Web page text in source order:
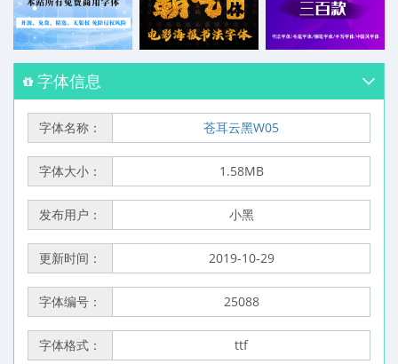
字体信息
字体名称： 苍耳云黑W05
字体大小： 1.58MB
发布用户： 小黑
更新时间： 2019-10-29
字体编号： 25088
字体格式： ttf